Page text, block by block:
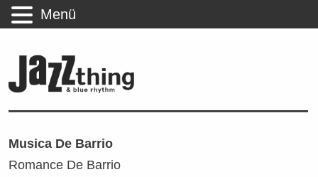
Musica De Barrio
Romance De Barrio
Menü